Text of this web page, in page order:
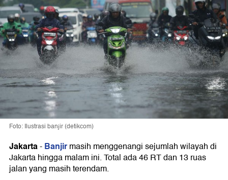
Foto: Ilustrasi banjir (detikcom)
Jakarta-Banjirmasih menggenangi sejumlah wilayah di
Jakarta hingga malam ini. Total ada 46 RT dan 13 ruas
jalan yang masih terendam.